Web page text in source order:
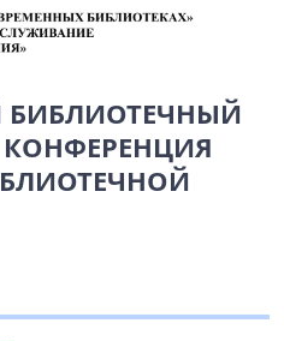
БИБЛИОТЕЧНЫЙ
КОНФЕРЕНЦИЯ